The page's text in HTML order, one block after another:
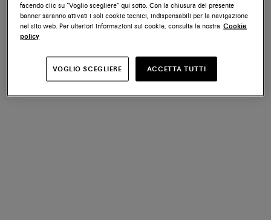
facendo clic su “Voglio scegliere” qui sotto. Con la chiusura del presente
banner saranno attivati i soli cookie tecnici, indispensabili per la navigazione
nel sito web. Per ulteriori informazioni sui cookie, consulta la nostra Cookie
policy
VOGLIO SCEGLIERE ACCETTA TUTTI